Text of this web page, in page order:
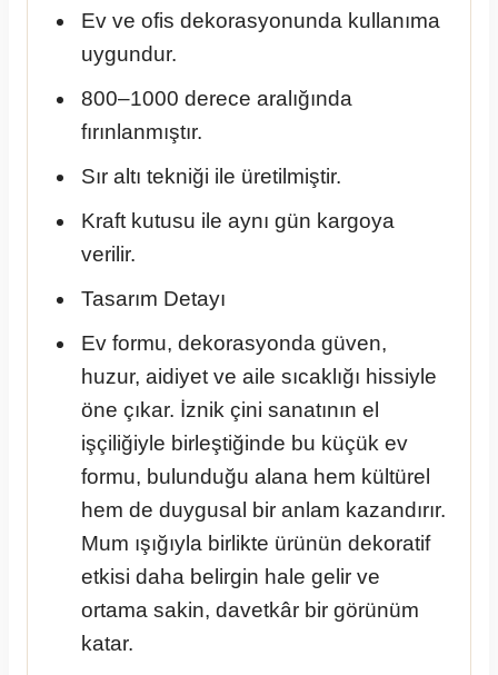
Ev ve ofis dekorasyonunda kullanıma
uygundur.
800–1000 derece aralığında
fırınlanmıştır.
Sır altı tekniği ile üretilmiştir.
Kraft kutusu ile aynı gün kargoya
verilir.
Tasarım Detayı
Ev formu, dekorasyonda güven,
huzur, aidiyet ve aile sıcaklığı hissiyle
öne çıkar. İznik çini sanatının el
işçiliğiyle birleştiğinde bu küçük ev
formu, bulunduğu alana hem kültürel
hem de duygusal bir anlam kazandırır.
Mum ışığıyla birlikte ürünün dekoratif
etkisi daha belirgin hale gelir ve
ortama sakin, davetkâr bir görünüm
katar.